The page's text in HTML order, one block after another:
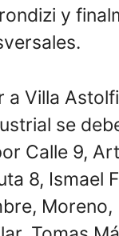
y
a Villa
se
Calle 9,
8, Ismael
Moreno,